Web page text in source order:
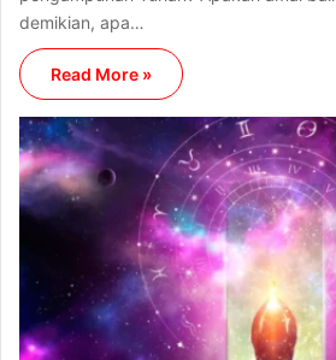
demikian, apa…
Read More »